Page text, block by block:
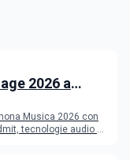
2026 a
il programma
Musica 2026 con
tecnologie audio e